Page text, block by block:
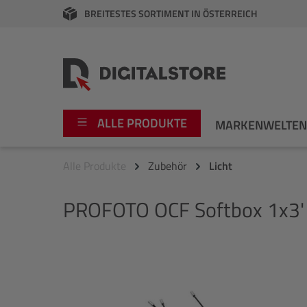
Zur Hauptnavigation springen
BREITESTES SORTIMENT IN ÖSTERREICH
ALLE PRODUKTE MARKENWELTEN
Video
Fujifilm
Alle Produkte Zubehör Licht
PROFOTO OCF Softbox